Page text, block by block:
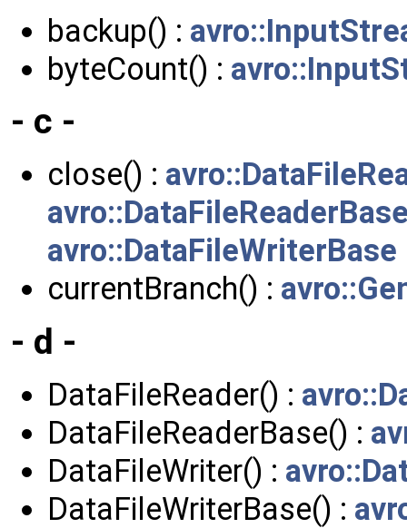
backup() :
byteCount() :
- c -
close() :
avro::DataFileWriterBase
currentBranch() :
- d -
DataFileReader() :
DataFileReaderBase() :
DataFileWriter() :
DataFileWriterBase() :